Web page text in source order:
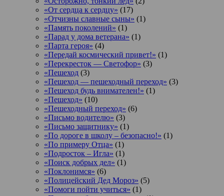
«От сердца к сердцу» (17)
«Отчизны славные сыны» (1)
«Память поколений» (1)
«Парад у дома ветерана» (1)
«Парта героя» (4)
«Передай космический привет!» (1)
«Перекресток — Светофор» (3)
«Пешеход (3)
«Пешеход — пешеходный переход» (3)
«Пешеход будь внимателен!» (1)
«Пешеход» (10)
«Пешеходный переход» (6)
«Письмо водителю» (3)
«Письмо защитнику» (1)
«По дороге в школу – безопасно!» (1)
«По примеру Отца» (1)
«Подросток ‒ Игла» (1)
«Поиск добрых дел» (1)
«Поклонимся» (6)
«Полицейский Дед Мороз» (5)
«Помоги пойти учиться» (1)